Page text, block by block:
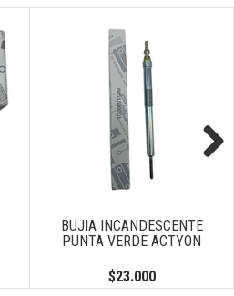
BUJIA INCANDESCENTE
PUNTA VERDE ACTYON
$23.000